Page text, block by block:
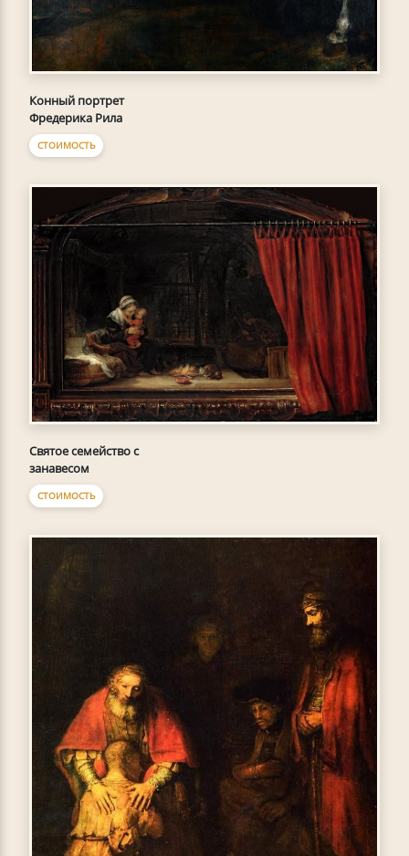
Конный портрет
Фредерика Рила
СТОИМОСТЬ
Святое семейство с
занавесом
СТОИМОСТЬ